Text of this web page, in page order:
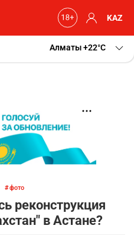
KAZ
Алматы+22 C
фото
реконструкция
в Астане?